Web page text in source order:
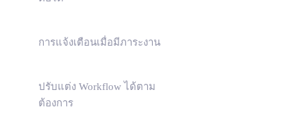
การแจ้งเตือนเมื่อมีภาระงาน
ปรับแต่ง Workflow ได้ตาม
ต้องการ